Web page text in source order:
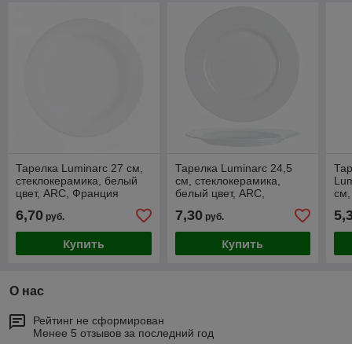
Тарелка Luminarc 27 см,
стеклокерамика, белый
цвет, ARC, Франция
6,70 руб.
Купить
Тарелка Luminarc 24,5
см, стеклокерамика,
белый цвет, ARC,
7,30руб.
Купить
см,
О нас
Рейтинг не сформирован
Менее 5 отзывов за последний год